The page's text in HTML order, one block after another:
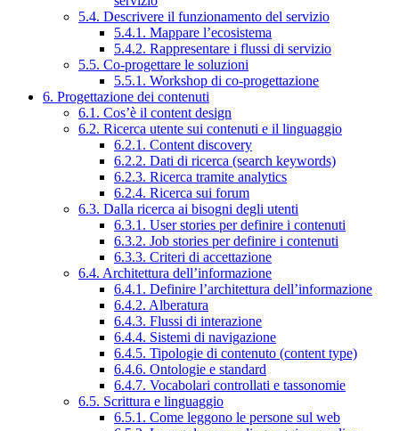
5.4. Descrivere il funzionamento del servizio
5.4.1. Mappare l’ecosistema
5.4.2. Rappresentare i flussi di servizio
5.5. Co-progettare le soluzioni
5.5.1. Workshop di co-progettazione
6. Progettazione dei contenuti
6.1. Cos’è il content design
6.2. Ricerca utente sui contenuti e il linguaggio
6.2.1. Content discovery
6.2.2. Dati di ricerca (search keywords)
6.2.3. Ricerca tramite analytics
6.2.4. Ricerca sui forum
6.3. Dalla ricerca ai bisogni degli utenti
6.3.1. User stories per definire i contenuti
6.3.2. Job stories per definire i contenuti
6.3.3. Criteri di accettazione
6.4. Architettura dell’informazione
6.4.1. Definire l’architettura dell’informazione
6.4.2. Alberatura
6.4.3. Flussi di interazione
6.4.4. Sistemi di navigazione
6.4.5. Tipologie di contenuto (content type)
6.4.6. Ontologie e standard
6.4.7. Vocabolari controllati e tassonomie
6.5. Scrittura e linguaggio
6.5.1. Come leggono le persone sul web